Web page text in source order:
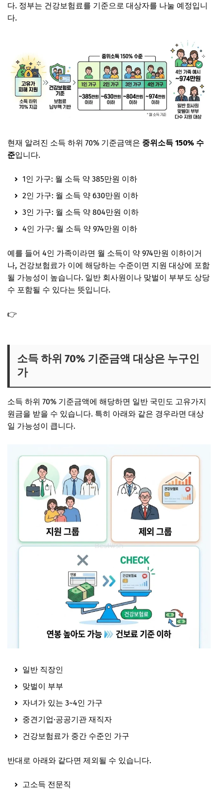
다. 정부는 건강보험료를 기준으로 대상자를 나눌 예정입니
다.
현재 알려진 소득 하위 70% 기준금액은 중위소득 150% 수
준입니다.
1인 가구: 월 소득 약 385만원 이하
2인 가구: 월 소득 약 630만원 이하
3인 가구: 월 소득 약 804만원 이하
4인 가구: 월 소득 약 974만원 이하
예를 들어 4인 가족이라면 월 소득이 약 974만원 이하이거
나, 건강보험료가 이에 해당하는 수준이면 지원 대상에 포함
될 가능성이 높습니다. 일반 회사원이나 맞벌이 부부도 상당
수 포함될 수 있다는 뜻입니다.
👉
소득 하위 70% 기준금액 대상은 누구인
가
소득 하위 70% 기준금액에 해당하면 일반 국민도 고유가지
원금을 받을 수 있습니다. 특히 아래와 같은 경우라면 대상
일 가능성이 큽니다.
일반 직장인
맞벌이 부부
자녀가 있는 3~4인 가구
중견기업·공공기관 재직자
건강보험료가 중간 수준인 가구
반대로 아래와 같다면 제외될 수 있습니다.
고소득 전문직